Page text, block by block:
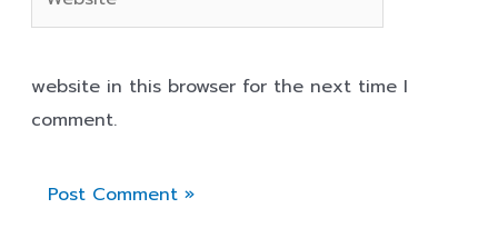
website in this browser for the next time I
comment.